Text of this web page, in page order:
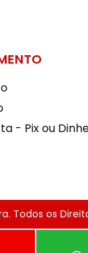
- Pix ou
Todos os